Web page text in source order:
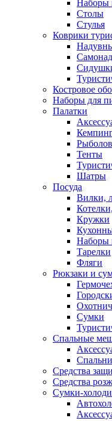
Наборы
Столы
Стулья
Коврики
Костровое
Наборы для
Палатки
Тенты
Шатры
Посуда
Вилки,
Кружки
Наборы
Тарелки
Фляги
Рюкзаки и
Сумки
Спальные
Средства
Средства
Сумки-